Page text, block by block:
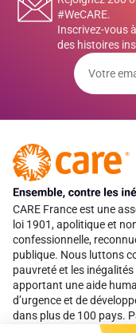
#WeCARE.
Inscrivez-vous
des histoires
CARE France est une
loi 1901, apolitique et
confessionnelle,
publique. Nous luttons
pauvreté et les inégalités
apportant une aide
d’urgence et de
dans plus de 100 pays.